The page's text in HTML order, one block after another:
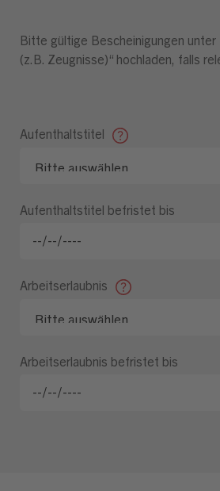
Bitte gültige Bescheinigungen unter
(z.B. Zeugnisse)“ hochladen, falls
Aufenthaltstitel
Aufenthaltstitel befristet bis
Arbeitserlaubnis
Arbeitserlaubnis befristet bis